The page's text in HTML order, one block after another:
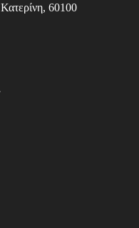
60100
Opens